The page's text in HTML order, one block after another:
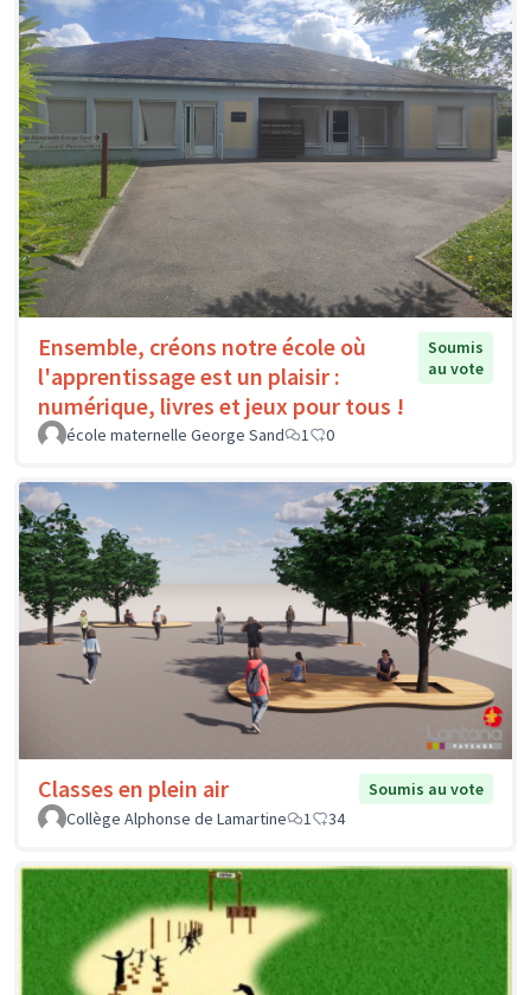
Ensemble, créons notre école où
l'apprentissage est un plaisir :
numérique, livres et jeux pour tous !
Soumis
au vote
école maternelle George Sand 1 0
Classes en plein air
Soumis au vote
Collège Alphonse de Lamartine
1 34